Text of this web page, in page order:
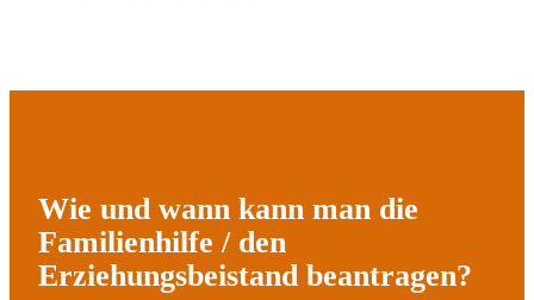
Wie und wann kann man die
Familienhilfe / den
Erziehungsbeistand beantragen?